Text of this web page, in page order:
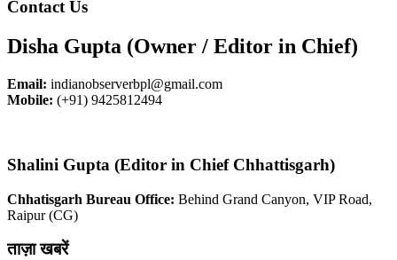
Contact Us
Disha Gupta (Owner / Editor in Chief)
Email: indianobserverbpl@gmail.com
Mobile: (+91) 9425812494
Shalini Gupta (Editor in Chief Chhattisgarh)
Chhatisgarh Bureau Office: Behind Grand Canyon, VIP Road,
Raipur (CG)
ताज़ा खबरें